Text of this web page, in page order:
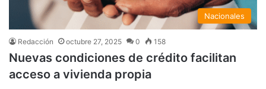
Nacionales
Redacción octubre 27, 2025 0 158
Nuevas condiciones de crédito facilitan
acceso a vivienda propia